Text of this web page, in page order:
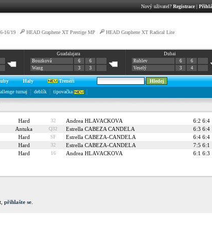
Nový uživatel? Registrace|
16/19 HEAD Graphene XT Prestige MP HEAD Graphene XT Radical Lite
Guadalajara
Bouzková
6
6
Wang
3 3
Dubai
Rublev
6
6
Veselý
3 4
Haly
Trenéři
turnaj deblík tipovačka
Hard 32 Andrea HLAVACKOVA
6:2 6:4
Antuka Q32 Estrella CABEZA CANDELA
6:3 6:4
Hard SF Estrella CABEZA-CANDELA
6:4 6:4
Hard 32 Estrella CABEZA-CANDELA
7:5 6:1
Hard 16 Andrea HLAVACKOVA 6:1 6:3
přihlašte se